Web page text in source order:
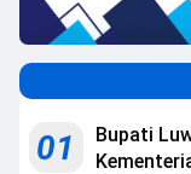
01
Bupati